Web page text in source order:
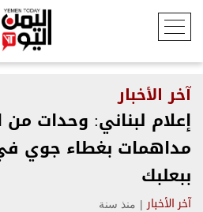
آخر الأخبار
إعلام لبناني: وحدات
مداهمات بغطاء جوي
ببعلبك
آخر الأخبار | منذ سنة